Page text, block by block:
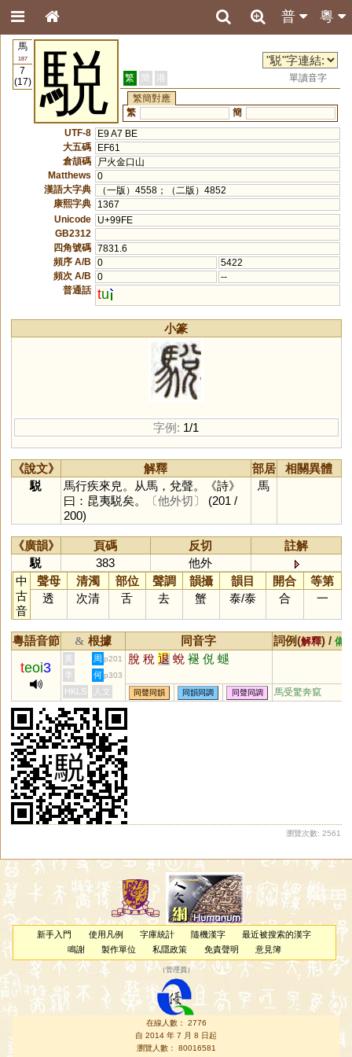
粵
普
馬
187
7
(17)
駾 繁 簡 港
單讀音字
繁簡對應
繁
簡
UTF-8
E9 A7 BE
大五碼
EF61
倉頡碼
尸火金口山
Matthews
0
漢語大字典
（一版）4558；（二版）4852
康熙字典
1367
Unicode
U+99FE
GB2312
四角號碼 7831.6
頻序 A/B
0
5422
頻次 A/B
0
--
普通話 tu
小篆
字例: 1/1
《說文》 解釋 部居
相關異體
駾
馬行疾來皃。从馬，兌聲。《詩》
曰：昆夷駾矣。
〔他外切〕
(201 /
200)
馬
《廣韻》 頁碼 反切
註解
駾
383
他外
中
古
音
聲母 清濁 部位 聲調 韻攝 韻目 開合
等第
透
次清 舌 去 蟹 泰/泰 合 一
粵語音節 & 根據 同音字 詞例(解釋) / 備
teoi3
黃 周 p201 脫 稅 退 蛻 褪 侻 螁
李 何 p303
HKLS 人文 同聲同韻 同韻同調 同聲同調 馬受驚奔竄
瀏覽次數: 2561
新手入門 使用凡例 字庫統計 隨機漢字
最近被搜索的漢字
鳴謝
製作單位 私隱政策 免責聲明 意見簿
（管理員 ）
在線人數： 2776
自 2014 年 7 月 8 日起
瀏覽人數： 80016581